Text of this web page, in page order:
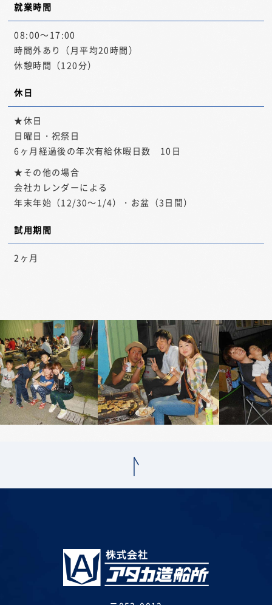
就業時間
08:00～17:00
時間外あり（月平均20時間）
休憩時間（120分）
休日
★休日
日曜日・祝祭日
6ヶ月経過後の年次有給休暇日数 10日
★その他の場合
会社カレンダーによる
年末年始（12/30～1/4）・お盆（3日間）
試用期間
2ヶ月